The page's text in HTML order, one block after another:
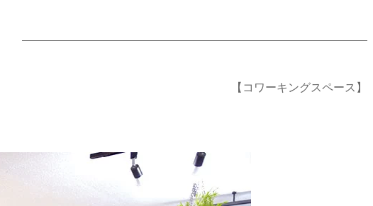
【コワーキングスペース】